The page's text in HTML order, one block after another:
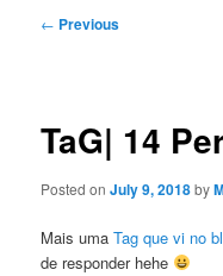
Post
← Previous
TaG| 14
Posted onJuly 9, 2018by
Mais uma Tag que vi no
de responder hehe